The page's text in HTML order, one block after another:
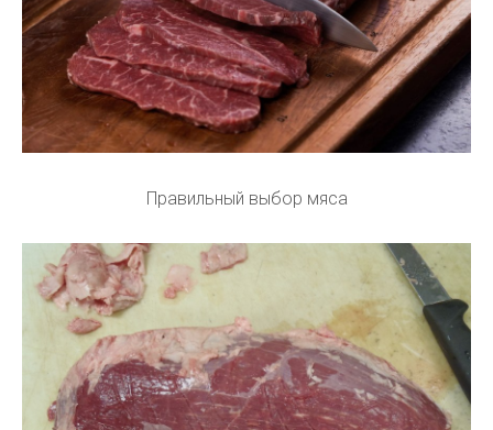
Правильный выбор мяса